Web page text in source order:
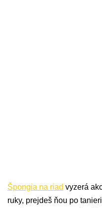
Špongia na riad vyzerá
ruky, prejdeš ňou po